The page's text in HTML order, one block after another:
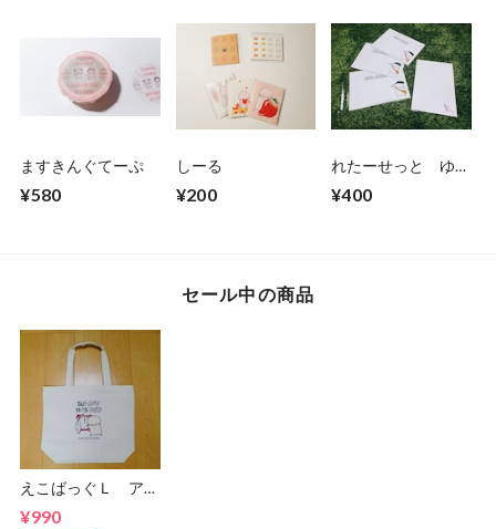
ますきんぐてーぷ
¥580
しーる
¥200
れたーせっと ゆう
¥400
セール中の商品
えこばっぐＬ アウ
トレット
¥990